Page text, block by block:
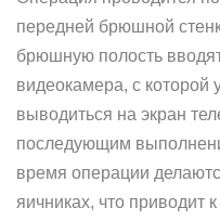
передней брюшной
брюшную полость
видеокамера, с которой
выводиться на экран
последующим
время операции
яичниках, что приводит